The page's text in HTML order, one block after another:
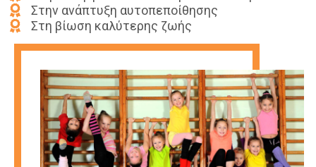
Στην ανάπτυξη αυτοπεποίθησης
Στη βίωση καλύτερης ζωής